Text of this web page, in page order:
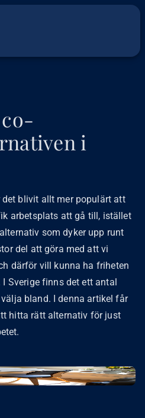
i
det blivit allt mer populärt att
arbetsplats att gå till, istället
som dyker upp runt
del att göra med att vi
därför vill kunna ha friheten
Sverige finns det ett antal
bland. I denna artikel får
hitta rätt alternativ för just